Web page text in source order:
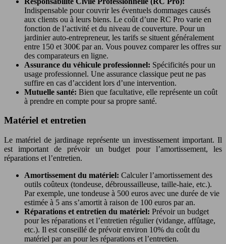
Indispensable pour couvrir les éventuels dommages causés
aux clients ou à leurs biens. Le coût d’une RC Pro varie en
fonction de l’activité et du niveau de couverture. Pour un
jardinier auto-entrepreneur, les tarifs se situent généralement
entre 150 et 300€ par an. Vous pouvez comparer les offres sur
des comparateurs en ligne.
Assurance du véhicule professionnel: Spécificités pour un
usage professionnel. Une assurance classique peut ne pas
suffire en cas d’accident lors d’une intervention.
Mutuelle santé: Bien que facultative, elle représente un coût
à prendre en compte pour sa propre santé.
Matériel et entretien
Le matériel de jardinage représente un investissement important. Il
est important de prévoir un budget pour l’amortissement, les
réparations et l’entretien.
Amortissement du matériel: Calculer l’amortissement des
outils coûteux (tondeuse, débroussailleuse, taille-haie, etc.).
Par exemple, une tondeuse à 500 euros avec une durée de vie
estimée à 5 ans s’amortit à raison de 100 euros par an.
Réparations et entretien du matériel: Prévoir un budget
pour les réparations et l’entretien régulier (vidange, affûtage,
etc.). Il est conseillé de prévoir environ 10% du coût du
matériel par an pour les réparations et l’entretien.